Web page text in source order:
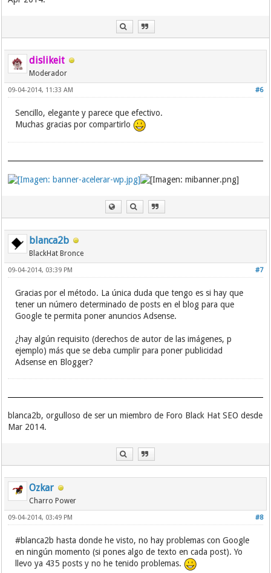
dislikeit
Moderador
#6
09-04-2014, 11:33 AM
Sencillo, elegante y parece que efectivo.
Muchas gracias por compartirlo
blanca2b
BlackHat Bronce
#7
09-04-2014, 03:39 PM
Gracias por el método. La única duda que tengo es si hay que
tener un número determinado de posts en el blog para que
Google te permita poner anuncios Adsense.
¿hay algún requisito (derechos de autor de las imágenes, p
ejemplo) más que se deba cumplir para poner publicidad
Adsense en Blogger?
blanca2b, orgulloso de ser un miembro de Foro Black Hat SEO desde
Mar 2014.
Ozkar
Charro Power
#8
09-04-2014, 03:49 PM
#blanca2b hasta donde he visto, no hay problemas con Google
en ningún momento (si pones algo de texto en cada post). Yo
llevo ya 435 posts y no he tenido problemas.